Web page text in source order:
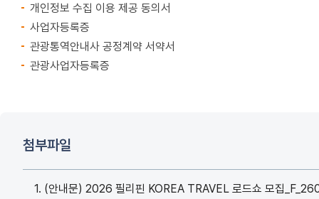
개인정보 수집 이용 제공 동의서
사업자등록증
관광통역안내사 공정계약 서약서
관광사업자등록증
첨부파일
1. (안내문) 2026 필리핀 KOREA TRAVEL 로드쇼 모집